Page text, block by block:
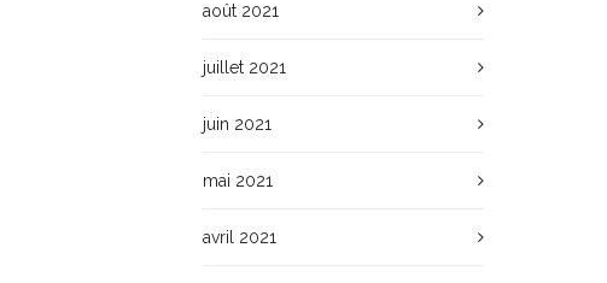
août 2021
juillet 2021
juin 2021
mai 2021
avril 2021